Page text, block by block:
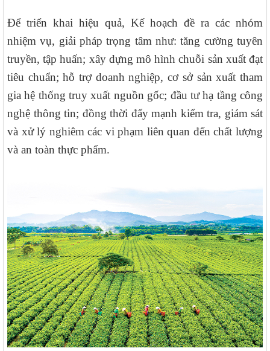
Để triển khai hiệu quả, Kế hoạch đề ra các nhóm
nhiệm vụ, giải pháp trọng tâm như: tăng cường tuyên
truyền, tập huấn; xây dựng mô hình chuỗi sản xuất đạt
tiêu chuẩn; hỗ trợ doanh nghiệp, cơ sở sản xuất tham
gia hệ thống truy xuất nguồn gốc; đầu tư hạ tầng công
nghệ thông tin; đồng thời đẩy mạnh kiểm tra, giám sát
và xử lý nghiêm các vi phạm liên quan đến chất lượng
và an toàn thực phẩm.